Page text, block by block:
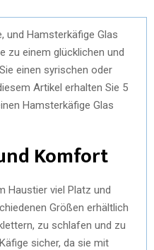
und Hamsterkäfige Glas
zu einem glücklichen und
einen syrischen oder
Artikel erhalten Sie 5
Hamsterkäfige Glas
Komfort
Haustier viel Platz und
Größen erhältlich
zu schlafen und zu
sicher, da sie mit